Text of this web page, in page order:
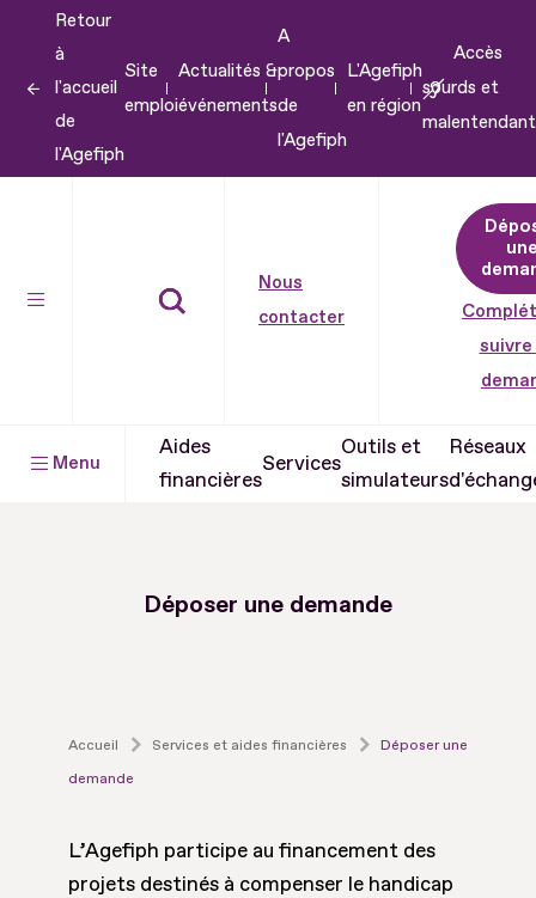
contenu
Retour
à
l'accueil
de
l'Agefiph
Site
emploi
Actualités &
événements
A
propos
de
l'Agefiph
L'Agefiph
en région
Accès
sourds et
Nous
contacter
suivre
Menu
Aides
financières
Services
Outils et
simulateurs
Réseaux
Déposer une demande
Accueil Services et aides financières
Déposer une
demande
L’Agefiph participe au financement des
projets destinés à compenser le handicap